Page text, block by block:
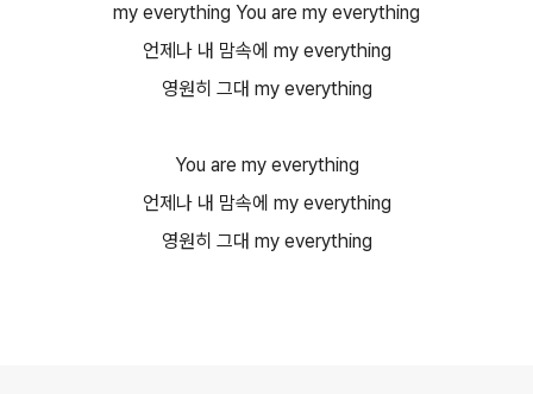
my everything You are my everything
언제나 내 맘속에 my everything
영원히 그대 my everything
You are my everything
언제나 내 맘속에 my everything
영원히 그대 my everything